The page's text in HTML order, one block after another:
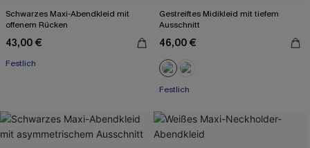
Schwarzes Maxi-Abendkleid mit
offenem Rücken
43,00 €
Festlich
Gestreiftes Midikleid mit tiefem
Ausschnitt
46,00 €
Festlich